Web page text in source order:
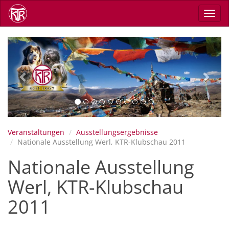
Direkt
zum
Inhalt
Previous Next
Veranstaltungen
Ausstellungsergebnisse
Nationale Ausstellung Werl, KTR-Klubschau 2011
Nationale Ausstellung
Werl, KTR-Klubschau
2011